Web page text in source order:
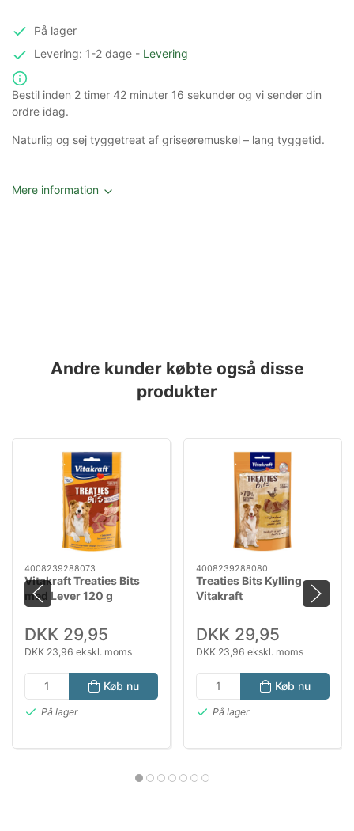
På lager
Levering: 1-2 dage- Levering
Bestil inden 2 timer 42 minuter 16 sekunder og vi sender din
ordre idag.
Naturlig og sej tyggetreat af griseøremuskel – lang tyggetid.
Mere information
Andre kunder købte også disse
produkter
4008239288073
Vitakraft Treaties Bits
med Lever 120 g
DKK 29,95
DKK 23,96 ekskl. moms
Køb nu
På lager
4008239288080
Treaties Bits Kylling
Vitakraft
DKK 29,95
DKK 23,96 ekskl. moms
Køb nu
På lager